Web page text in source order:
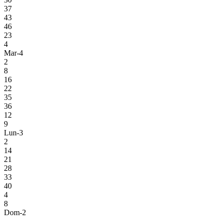
37
43
46
23
4
Mar-4
2
8
16
22
35
36
12
9
Lun-3
2
14
21
28
33
40
4
8
Dom-2